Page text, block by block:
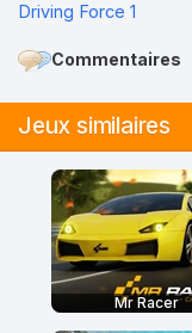
Driving Force 1
Commentaires
Jeux similaires
Mr Racer